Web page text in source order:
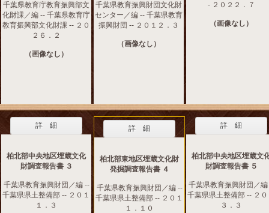
千葉県教育庁教育振興部文
化財課／編 -- 千葉県教育庁
教育振興部文化財課 -- ２０
２６．２
（画像なし）
千葉県教育振興財団文化財
センター／編 -- 千葉県教育
振興財団 -- ２０１２．３
（画像なし）
- ２０２２．７
（画像なし）
詳 細
柏北部中央地区埋蔵文化
財調査報告書 ３
千葉県教育振興財団／編 --
千葉県県土整備部 -- ２０１
１．３
詳 細
柏北部東地区埋蔵文化財
発掘調査報告書 ４
千葉県教育振興財団／編 --
千葉県県土整備部 -- ２０１
１．１０
詳 細
柏北部中央地区埋蔵文
財調査報告書 ５
千葉県教育振興財団／編
千葉県県土整備部 -- ２
３．３